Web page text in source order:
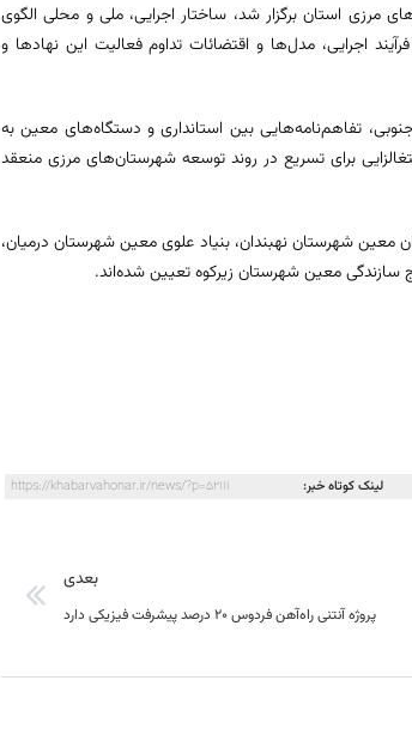
استان برگزار شد، ساختار اجرایی، ملی و محلی الگوی
اجرایی، مدل‌ها و اقتضائات تداوم فعالیت این نهادها و
تفاهم‌نامه‌هایی بین استانداری و دستگاه‌های معین به
برای تسریع در روند توسعه شهرستان‌های مرزی منعقد
معین شهرستان نهبندان، بنیاد علوی معین شهرستان درمیان،
معین شهرستان زیرکوه تعیین شده‌اند.
لینک کوتاه خبر: https://khabarvahonar.ir/news/?p=52111
بعدی
پروژه آنتنی راه‌آهن فردوس ۲۰ درصد پیشرفت فیزیکی دارد